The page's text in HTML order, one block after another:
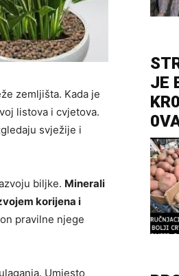
zemljišta. Kada je
listova i cvjetova.
svježije i
biljke. Minerali
korijena i
pravilne njege
Umjesto
JE